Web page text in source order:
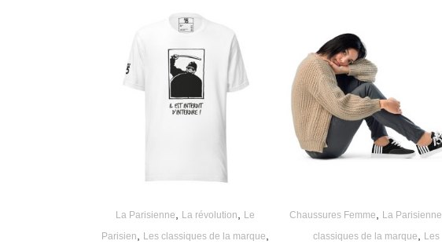
La Parisienne, La révolution, Le
Parisien, Les classiques de la marque,
Chaussures Femme, La Parisienne
classiques de la marque, Les